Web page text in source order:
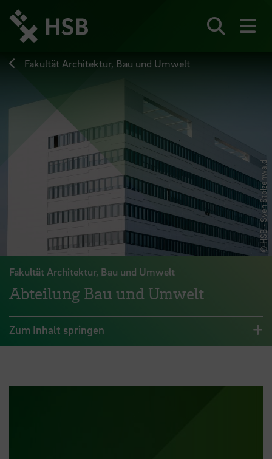
zum
Seiteninhalt
springen
Fakultät Architektur, Bau und Umwelt
© HSB - Sven Stolzenwald
Fakultät Architektur, Bau und Umwelt
Abteilung Bau und Umwelt
Zum Inhalt springen